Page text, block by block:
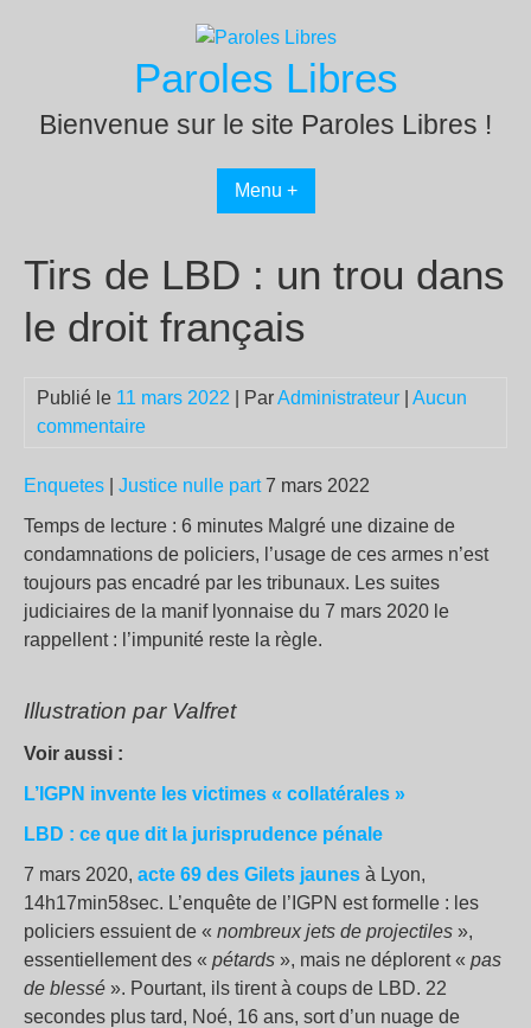
Paroles Libres
Bienvenue sur le site Paroles Libres !
Menu +
Tirs de LBD : un trou dans
le droit français
Publié le 11 mars 2022 | ParAdministrateur
Aucun
commentaire
Enquetes Justice nulle part7 mars 2022
Temps de lecture : 6 minutes Malgré une dizaine de
condamnations de policiers, l’usage de ces armes n’est
toujours pas encadré par les tribunaux. Les suites
judiciaires de la manif lyonnaise du 7 mars 2020 le
rappellent : l’impunité reste la règle.
Illustration par Valfret
Voir aussi :
L’IGPN invente les victimes « collatérales »
LBD : ce que dit la jurisprudence pénale
7 mars 2020, acte 69 des Gilets jaunes à Lyon,
14h17min58sec. L’enquête de l’IGPN est formelle : les
policiers essuient de « nombreux jets de projectiles »,
essentiellement des « pétards », mais ne déplorent « pas
de blessé ». Pourtant, ils tirent à coups de LBD. 22
secondes plus tard, Noé, 16 ans, sort d’un nuage de